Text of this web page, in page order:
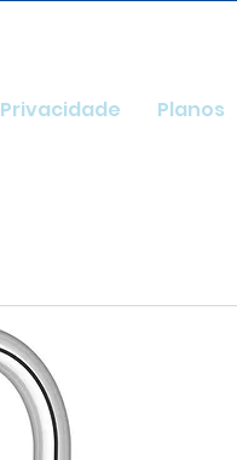
Privacidade Planos